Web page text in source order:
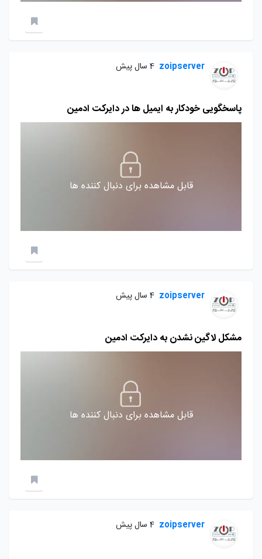
zoipserver 4 سال پیش
پاسخگویی خودکار به ایمیل ها در دایرکت ادمین
قابل مشاهده برای دنبال کننده ها
zoipserver 4 سال پیش
مشکل لاگین نشدن به دایرکت ادمین
قابل مشاهده برای دنبال کننده ها
zoipserver 4 سال پیش